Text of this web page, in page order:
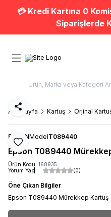
💳 Kredi Kartına 0
Siparişlerde
Ana Sayfa Kartuş Orjinal
Favoriye Ekle
Paylaş
EPSONModelT089440
Epson T089440
Ürün Kodu: 168935
Yorum Yap
(0)
Öne Çıkan Bilgiler
Epson T089440 Mürekkep Kartuş